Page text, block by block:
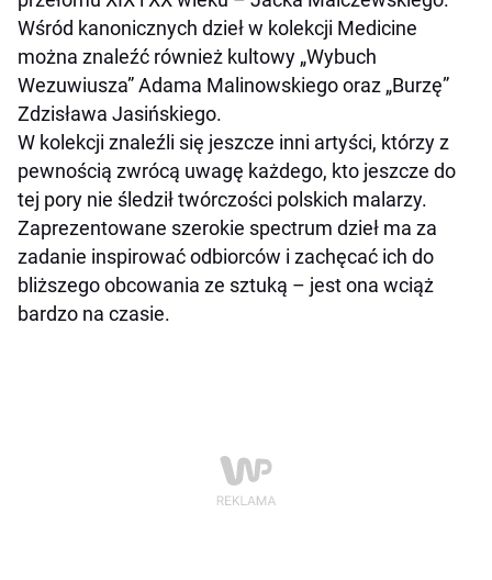
Wśród kanonicznych dzieł w kolekcji Medicine
można znaleźć również kultowy „Wybuch
Wezuwiusza” Adama Malinowskiego oraz „Burzę”
Zdzisława Jasińskiego.
W kolekcji znaleźli się jeszcze inni artyści, którzy z
pewnością zwrócą uwagę każdego, kto jeszcze do
tej pory nie śledził twórczości polskich malarzy.
Zaprezentowane szerokie spectrum dzieł ma za
zadanie inspirować odbiorców i zachęcać ich do
bliższego obcowania ze sztuką – jest ona wciąż
bardzo na czasie.